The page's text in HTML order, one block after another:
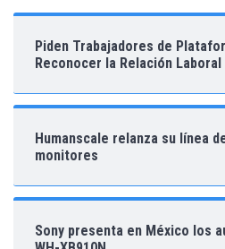
Piden Trabajadores de
Reconocer la Relación
Humanscale relanza su línea
monitores
Sony presenta en México los